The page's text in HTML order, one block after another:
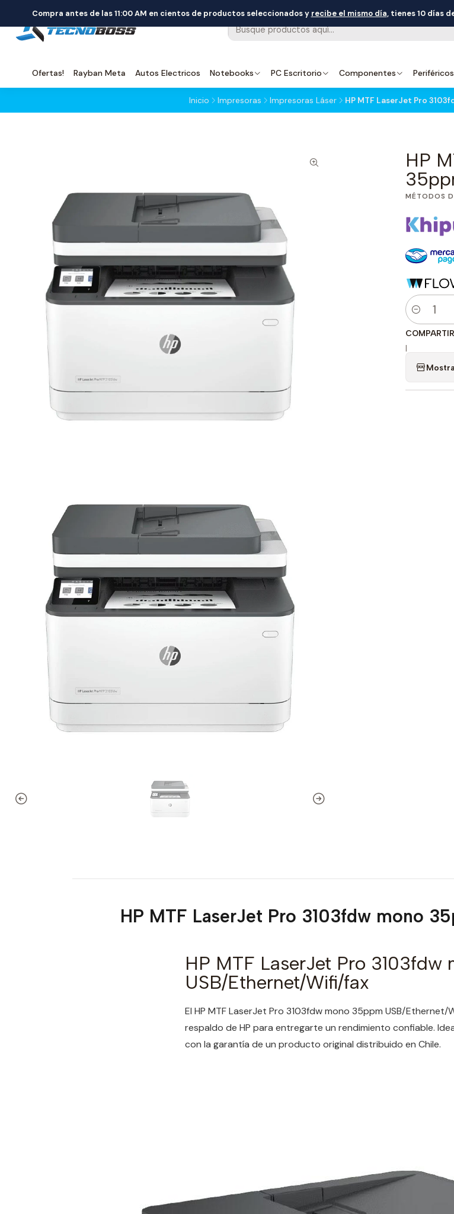
Ofertas! Rayban Meta Autos Electricos Notebooks PC Escritorio Componentes Periféricos
Compra antes de las 11:00 AM en cientos de productos seleccionados y recibe el mismo día, tienes 10 días
Inicio Impresoras Impresoras Láser HP MTF LaserJet Pro
HP
MÉTODOS
Cantidad
COMPARTIR
|
HP MTF LaserJet Pro 3103fdw mono
HP MTF LaserJet Pro 3103fdw
USB/Ethernet/Wifi/fax
El HP MTF LaserJet Pro 3103fdw mono 35ppm USB/
respaldo de HP para entregarte un rendimiento confiable.
con la garantía de un producto original distribuido en Chile.